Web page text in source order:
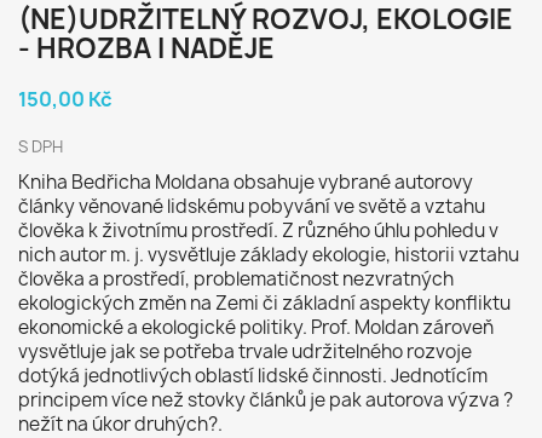
(NE)UDRŽITELNÝ ROZVOJ, EKOLOGIE
- HROZBA I NADĚJE
150,00 Kč
S DPH
Kniha Bedřicha Moldana obsahuje vybrané autorovy
články věnované lidskému pobyvání ve světě a vztahu
člověka k životnímu prostředí. Z různého úhlu pohledu v
nich autor m. j. vysvětluje základy ekologie, historii vztahu
člověka a prostředí, problematičnost nezvratných
ekologických změn na Zemi či základní aspekty konfliktu
ekonomické a ekologické politiky. Prof. Moldan zároveň
vysvětluje jak se potřeba trvale udržitelného rozvoje
dotýká jednotlivých oblastí lidské činnosti. Jednotícím
principem více než stovky článků je pak autorova výzva ?
nežít na úkor druhých?.